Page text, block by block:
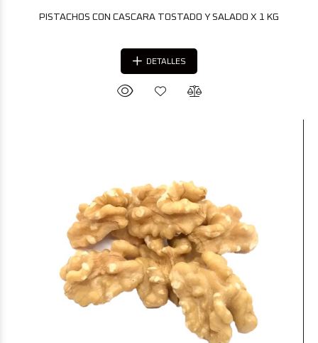
PISTACHOS CON CASCARA TOSTADO Y SALADO X 1 KG
DETALLES